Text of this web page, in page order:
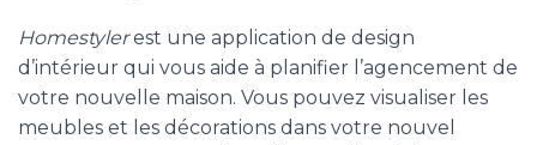
Homestylerest une application de design
d’intérieur qui vous aide à planifier l’agencement de
votre nouvelle maison. Vous pouvez visualiser les
meubles et les décorations dans votre nouvel